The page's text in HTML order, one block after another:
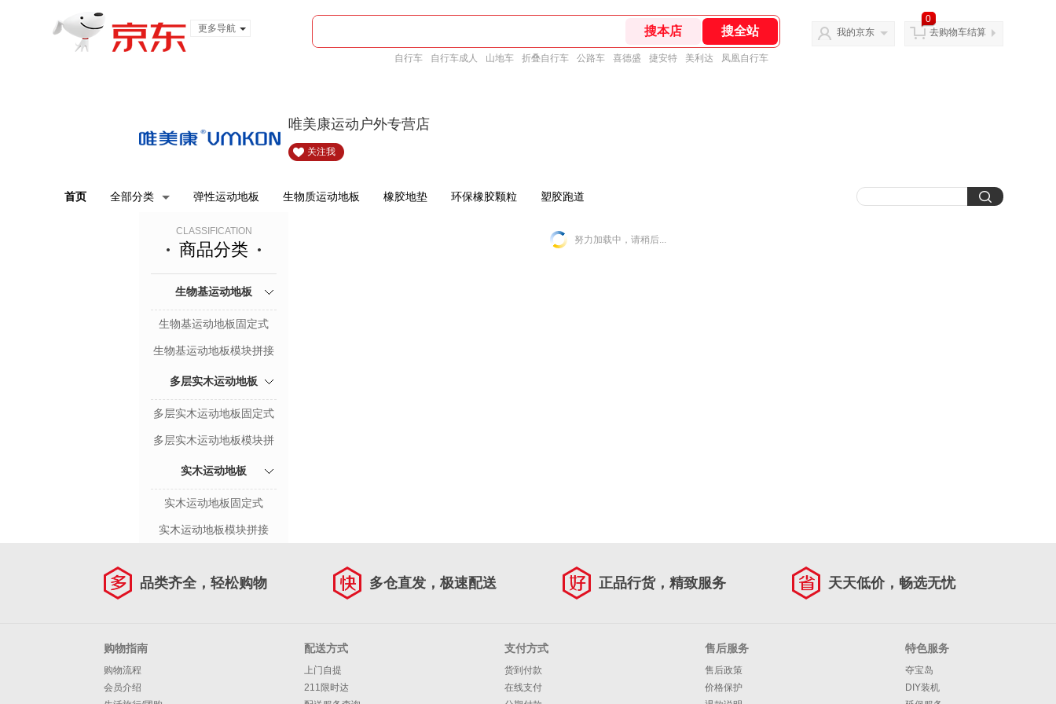
更多导航
自行车 自行车成人 山地车 折叠自行车 公路车 喜德盛 捷安特 美利达 凤凰自行车
我的京东
0
去购物车结算
唯美康运动户外专营店
关注我
首页 全部分类 弹性运动地板 生物质运动地板 橡胶地垫 环保橡胶颗粒 塑胶跑道
CLASSIFICATION
商品分类
生物基运动地板
生物基运动地板固定式
生物基运动地板模块拼接
多层实木运动地板
多层实木运动地板固定式
多层实木运动地板模块拼
实木运动地板
实木运动地板固定式
实木运动地板模块拼接
努力加载中，请稍后...
品类齐全，轻松购物 多仓直发，极速配送 正品行货，精致服务 天天低价，畅选无忧
购物指南
购物流程
会员介绍
配送方式
上门自提
211限时达
支付方式
货到付款
在线支付
售后服务
售后政策
价格保护
特色服务
夺宝岛
DIY装机